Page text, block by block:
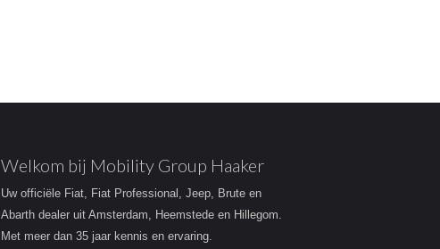
Welkom bij Mobility Group Haaker
Uw officiële Fiat, Fiat Professional, Jeep, Brute en
Abarth dealer uit Amsterdam, Heemstede en Hillegom.
Met meer dan 35 jaar kennis en ervaring.